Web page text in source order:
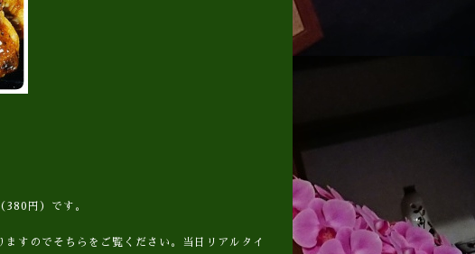
380円）です。
すのでそちらをご覧ください。当日リアルタイ